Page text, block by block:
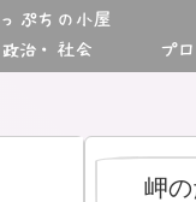
っぷちの小屋
政治・社会
プ
岬